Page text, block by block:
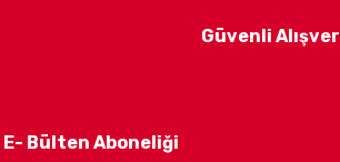
Güvenli
E- Bülten Aboneliği